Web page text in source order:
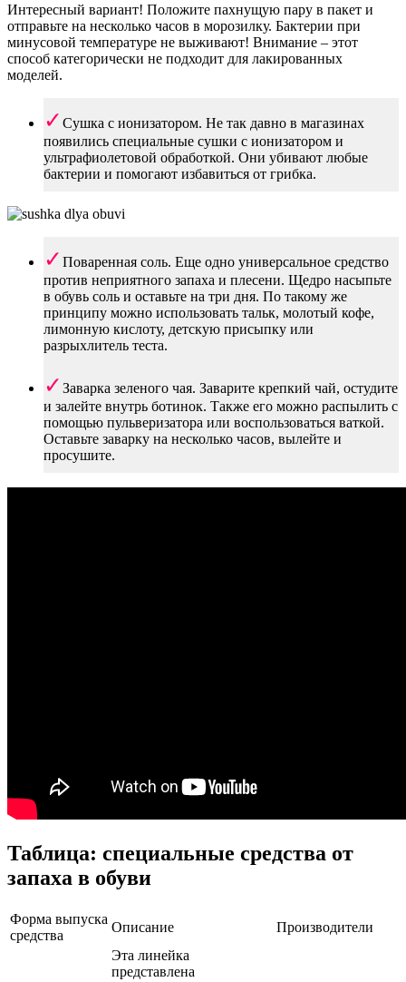
Интересный вариант! Положите пахнущую пару в пакет и
отправьте на несколько часов в морозилку. Бактерии при
минусовой температуре не выживают! Внимание – этот
способ категорически не подходит для лакированных
моделей.
Сушка с ионизатором. Не так давно в магазинах
появились специальные сушки с ионизатором и
ультрафиолетовой обработкой. Они убивают любые
бактерии и помогают избавиться от грибка.
Поваренная соль. Еще одно универсальное средство
против неприятного запаха и плесени. Щедро насыпьте
в обувь соль и оставьте на три дня. По такому же
принципу можно использовать тальк, молотый кофе,
лимонную кислоту, детскую присыпку или
разрыхлитель теста.
Заварка зеленого чая. Заварите крепкий чай, остудите
и залейте внутрь ботинок. Также его можно распылить с
помощью пульверизатора или воспользоваться ваткой.
Оставьте заварку на несколько часов, вылейте и
просушите.
Таблица: специальные средства от
запаха в обуви
Форма выпуска
средства
Описание
Производители
Эта линейка
представлена